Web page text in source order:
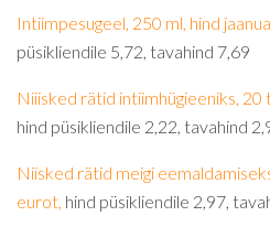
Intiimpesugeel, 250 ml, hind
püsikliendile 5,72, tavahind 7,69
Niiisked rätid intiimhügieeniks,
hind püsikliendile 2,22, tavahind
Niisked rätid meigi
eurot, hind püsikliendile 2,97,